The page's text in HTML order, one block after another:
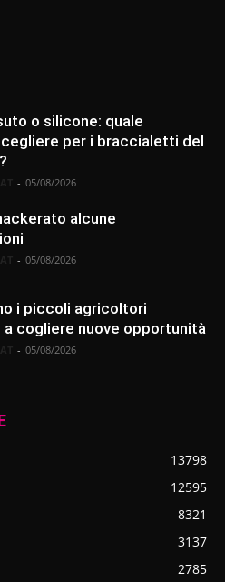
o silicone: quale
per i braccialetti del
- 05/08/2026
alcune
- 05/08/2026
i piccoli agricoltori
a cogliere nuove opportunità
- 05/08/2026
13798
12595
8321
3137
2785